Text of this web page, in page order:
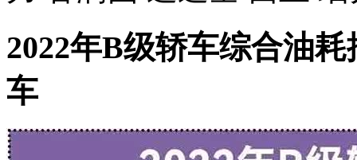
2022年B级轿车综合油
车